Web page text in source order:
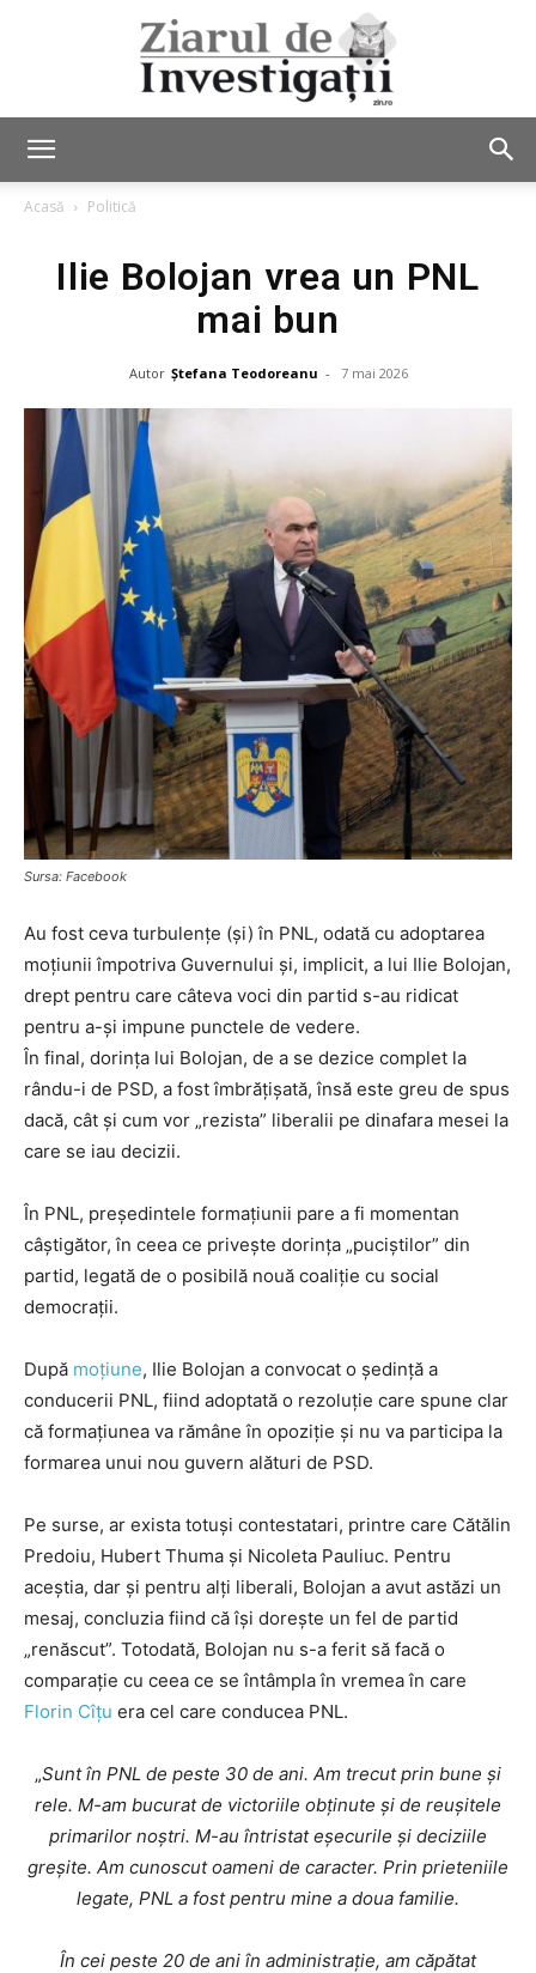
de
Investigații
Acasă Politică
Ilie Bolojan vrea un PNL
mai bun
Autor Ștefana Teodoreanu - 7 mai 2026
Sursa: Facebook
Au fost ceva turbulențe (și) în PNL, odată cu adoptarea
moțiunii împotriva Guvernului și, implicit, a lui Ilie Bolojan,
drept pentru care câteva voci din partid s-au ridicat
pentru a-și impune punctele de vedere.
În final, dorința lui Bolojan, de a se dezice complet la
rându-i de PSD, a fost îmbrățișată, însă este greu de spus
dacă, cât și cum vor „rezista” liberalii pe dinafara mesei la
care se iau decizii.
În PNL, președintele formațiunii pare a fi momentan
câștigător, în ceea ce privește dorința „puciștilor” din
partid, legată de o posibilă nouă coaliție cu social
democrații.
După moțiune, Ilie Bolojan a convocat o ședință a
conducerii PNL, fiind adoptată o rezoluție care spune clar
că formațiunea va rămâne în opoziție și nu va participa la
formarea unui nou guvern alături de PSD.
Pe surse, ar exista totuși contestatari, printre care Cătălin
Predoiu, Hubert Thuma și Nicoleta Pauliuc. Pentru
aceștia, dar și pentru alți liberali, Bolojan a avut astăzi un
mesaj, concluzia fiind că își dorește un fel de partid
„renăscut”. Totodată, Bolojan nu s-a ferit să facă o
comparație cu ceea ce se întâmpla în vremea în care
Florin Cîțu era cel care conducea PNL.
„Sunt în PNL de peste 30 de ani. Am trecut prin bune și
rele. M-am bucurat de victoriile obținute și de reușitele
primarilor noștri. M-au întristat eșecurile și deciziile
greșite. Am cunoscut oameni de caracter. Prin prieteniile
legate, PNL a fost pentru mine a doua familie.
În cei peste 20 de ani în administrație, am căpătat